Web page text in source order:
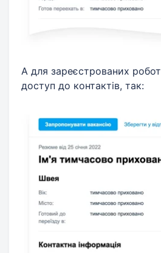
А для зареєстрованих
доступ до контактів, так: